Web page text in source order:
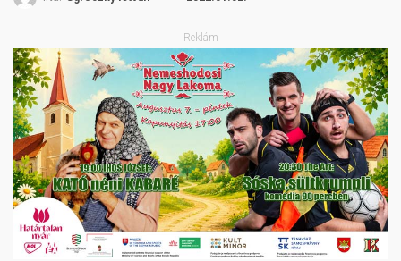
Reklám